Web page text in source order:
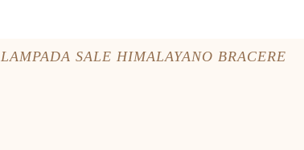
LAMPADA SALE HIMALAYANO BRACERE